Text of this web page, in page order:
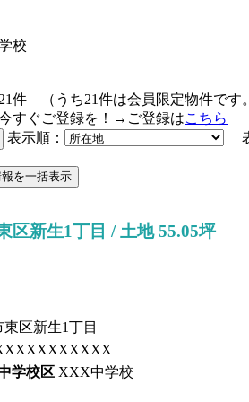
校
21件 （うち21件は会員限定物件です
すぐご登録を！→ご登録はこちら
表示順：
区新生1丁目 / 土地 55.05坪
区新生1丁目
学校区 XXX中学校